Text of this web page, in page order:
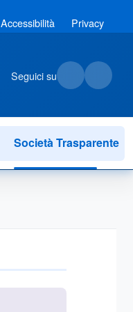
Accessibilità Privacy
Seguici su
Società Trasparente